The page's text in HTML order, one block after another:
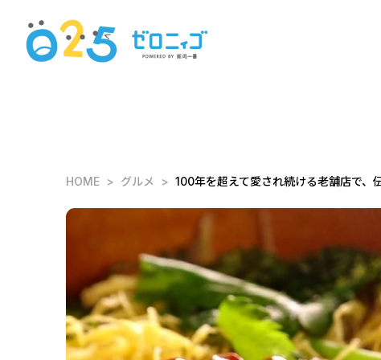
HOME グルメ 100年を超えて愛され続ける老舗店で、